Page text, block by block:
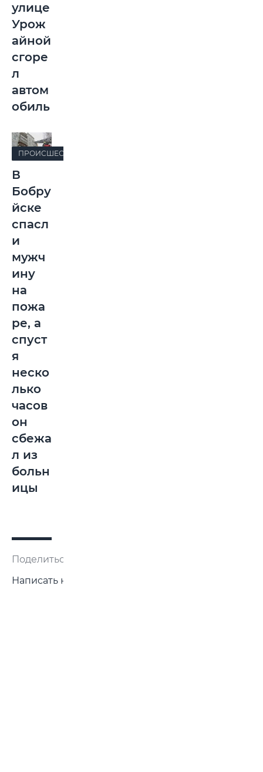
улице
Урож
айной
сгоре
л
автом
обиль
ПРОИСШЕСТВИЯ
В
Бобру
йске
спасл
и
мужч
ину
на
пожа
ре, а
спуст
я
неско
лько
часов
он
сбежа
л из
больн
ицы
Поделиться:
Написать нам